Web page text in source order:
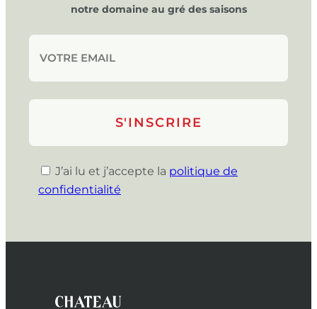
notre domaine au gré des saisons
J’ai lu et j’accepte la politique de
confidentialité